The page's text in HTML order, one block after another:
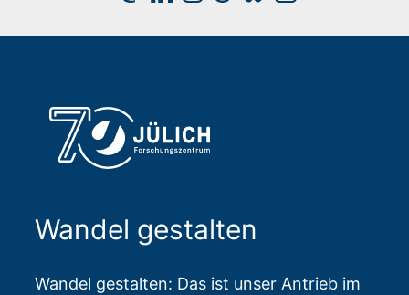
Wandel gestalten
Wandel gestalten: Das ist unser Antrieb im